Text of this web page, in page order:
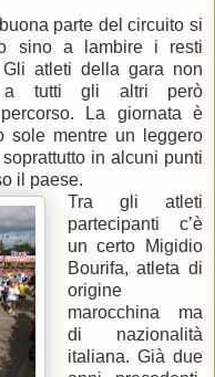
parte del circuito si
sino a lambire i resti
atleti della gara non
a tutti gli altri però
La giornata è
sole mentre un leggero
in alcuni punti
il paese.
Tra gli atleti
partecipanti c’è
un certo Migidio
Bourifa, atleta di
origine
marocchina ma
di nazionalità
italiana. Già due